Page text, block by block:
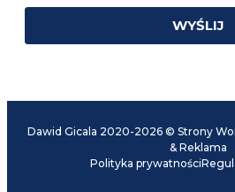
WYŚLIJ
Dawid Gicala 2020-2026 © Strony
& Reklama
Polityka prywatności